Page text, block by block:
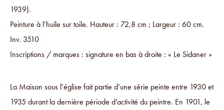
1939).
Peinture à l’huile sur toile. Hauteur : 72,8 cm ; Largeur : 60 cm.
Inv. 3510
Inscriptions / marques : signature en bas à droite : « Le Sidaner »
La Maison sous l’église fait partie d’une série peinte entre 1930 et
1935 durant la dernière période d’activité du peintre. En 1901, le